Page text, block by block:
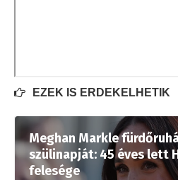
EZEK IS ÉRDEKELHETIK
Meghan Markle
szülinapját: 45 éves lett
felesége